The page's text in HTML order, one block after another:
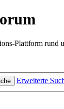
Plattform rund
Erweiterte